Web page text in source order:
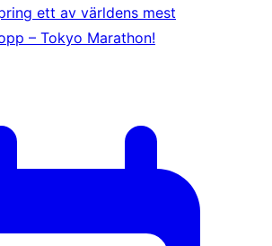
ett av världens mest
– Tokyo Marathon!